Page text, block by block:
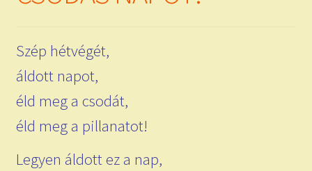
Szép hétvégét,
áldott napot,
éld meg a csodát,
éld meg a pillanatot!
Legyen áldott ez a nap,